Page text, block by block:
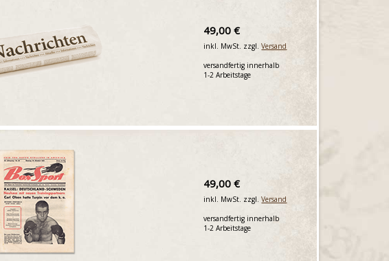
49,00 €
inkl. MwSt. zzgl.Versand
versandfertig innerhalb
1-2 Arbeitstage
49,00 €
inkl. MwSt. zzgl.Versand
versandfertig innerhalb
1-2 Arbeitstage